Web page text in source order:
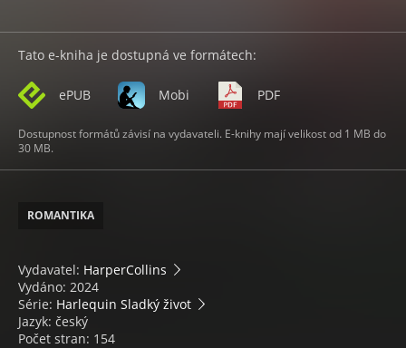
Tato e-kniha je dostupná ve formátech:
ePUB Mobi PDF
Dostupnost formátů závisí na vydavateli. E-knihy mají velikost od 1 MB do
30 MB.
ROMANTIKA
Vydavatel: HarperCollins
Vydáno: 2024
Série: Harlequin Sladký život
Jazyk: český
Počet stran: 154